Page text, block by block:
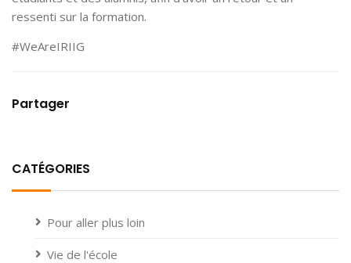
ressenti sur la formation.
#WeAreIRIIG
Partager
CATÉGORIES
Pour aller plus loin
Vie de l'école